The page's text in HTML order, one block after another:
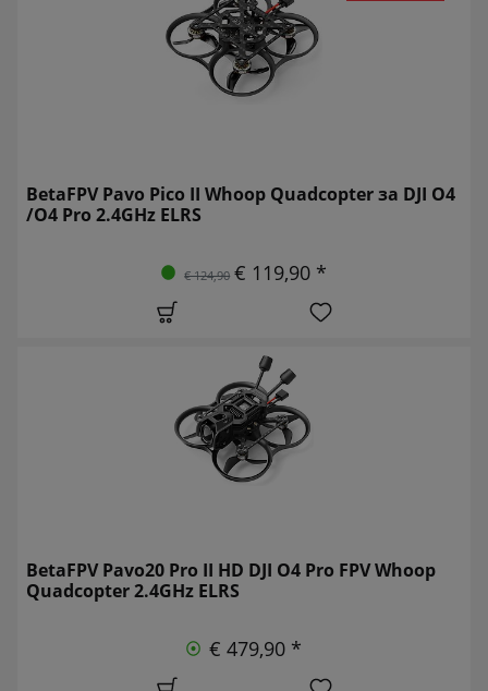
BetaFPV Pavo Pico II Whoop Quadcopter за DJI O4
/O4 Pro 2.4GHz ELRS
€ 124,90 € 119,90 *
BetaFPV Pavo20 Pro II HD DJI O4 Pro FPV Whoop
Quadcopter 2.4GHz ELRS
€ 479,90 *